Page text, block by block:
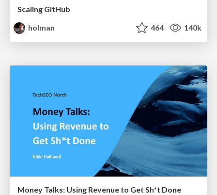
Scaling GitHub
holman
464 140k
Money Talks: Using Revenue to Get Sh*t Done